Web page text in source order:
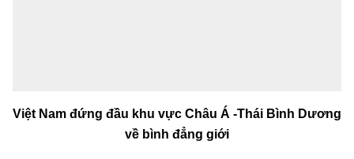
Việt Nam đứng đầu khu vực Châu Á -Thái Bình Dương
về bình đẳng giới